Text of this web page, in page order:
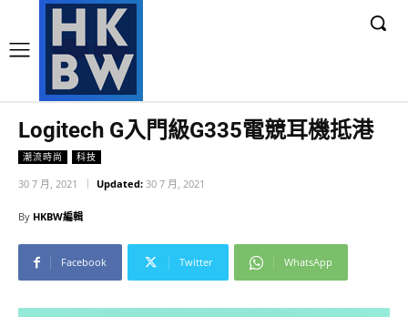
Logitech G入門級G335電競耳機抵港
潮流時尚 科技
30 7 月, 2021 Updated: 30 7 月, 2021
By HKBW編輯
Facebook Twitter WhatsApp